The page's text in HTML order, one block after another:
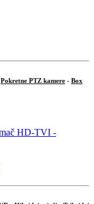
Pokretne PTZ kamere - Box